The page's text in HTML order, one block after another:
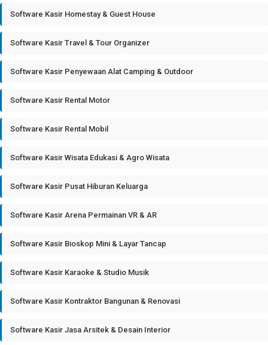
Software Kasir Homestay & Guest House
Software Kasir Travel & Tour Organizer
Software Kasir Penyewaan Alat Camping & Outdoor
Software Kasir Rental Motor
Software Kasir Rental Mobil
Software Kasir Wisata Edukasi & Agro Wisata
Software Kasir Pusat Hiburan Keluarga
Software Kasir Arena Permainan VR & AR
Software Kasir Bioskop Mini & Layar Tancap
Software Kasir Karaoke & Studio Musik
Software Kasir Kontraktor Bangunan & Renovasi
Software Kasir Jasa Arsitek & Desain Interior